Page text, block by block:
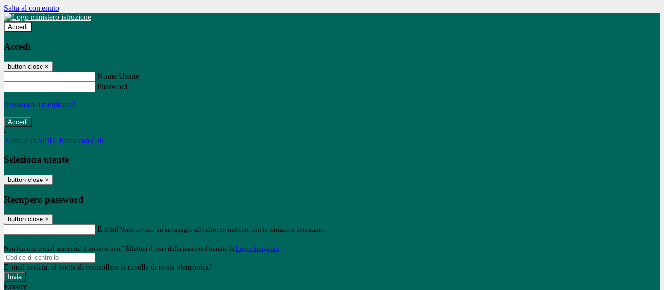
Salta al contenuto
Accedi
Accedi
button close ×
Nome Utente
Password
Password dimenticata?
-
Entra con SPID Entra con CIE
Seleziona utente
button close ×
Recupero password
button close ×
E-mail Verrà inviato un messaggio all'indirizzo indicato con le istruzioni necessarie.
Non hai una e-mail associata al nome utente? Effettua il reset della password tramite la Login Spaggiari
E-mail inviata, si prega di controllare la casella di posta elettronica!
Errore